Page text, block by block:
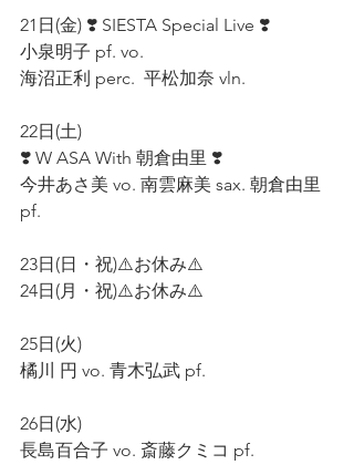
21日(金) ❣️ SIESTA Special Live ❣️
小泉明子 pf. vo.
海沼正利 perc.  平松加奈 vln.
22日(土)
❣️ W ASA With 朝倉由里 ❣️
今井あさ美 vo. 南雲麻美 sax. 朝倉由里
pf.
23日(日・祝)⚠️お休み⚠️
24日(月・祝)⚠️お休み⚠️
25日(火)
橘川 円 vo. 青木弘武 pf.
26日(水)
長島百合子 vo. 斎藤クミコ pf.